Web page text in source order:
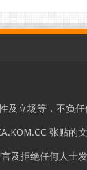
立场等，不负
张贴
拒绝任何人士